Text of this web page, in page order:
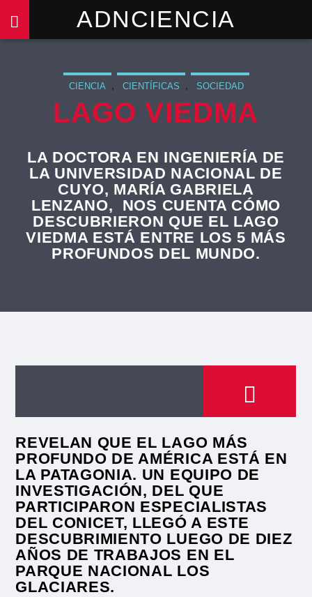
ADNCIENCIA
CIENCIA , CIENTÍFICAS , SOCIEDAD
LAGO VIEDMA
LA DOCTORA EN INGENIERÍA DE
LA UNIVERSIDAD NACIONAL DE
CUYO, MARÍA GABRIELA
LENZANO, NOS CUENTA CÓMO
DESCUBRIERON QUE EL LAGO
VIEDMA ESTÁ ENTRE LOS 5 MÁS
PROFUNDOS DEL MUNDO.
REVELAN QUE EL LAGO MÁS
PROFUNDO DE AMÉRICA ESTÁ EN
LA PATAGONIA. UN EQUIPO DE
INVESTIGACIÓN, DEL QUE
PARTICIPARON ESPECIALISTAS
DEL CONICET, LLEGÓ A ESTE
DESCUBRIMIENTO LUEGO DE DIEZ
AÑOS DE TRABAJOS EN EL
PARQUE NACIONAL LOS
GLACIARES.